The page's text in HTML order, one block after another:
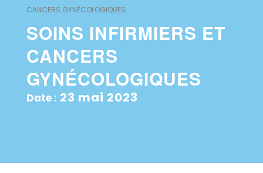
CANCERS GYNÉCOLOGIQUES
SOINS INFIRMIERS ET
CANCERS
GYNÉCOLOGIQUES
Date : 23 mai 2023